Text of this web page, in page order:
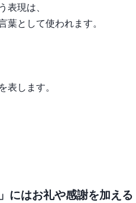
表現は、
葉として使われます。
表します。
にはお礼や感謝を加える